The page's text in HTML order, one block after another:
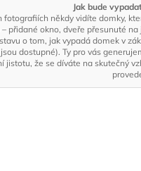
Jak bude
fotografiích někdy vidíte domky,
přidané okno, dveře přesunuté
o tom, jak vypadá domek v
dostupné). Ty pro vás
jistotu, že se díváte na skutečný